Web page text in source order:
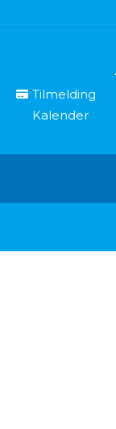
Tilmelding
Kalender